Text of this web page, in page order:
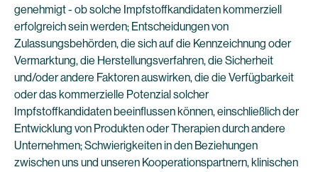
genehmigt - ob solche Impfstoffkandidaten kommerziell
erfolgreich sein werden; Entscheidungen von
Zulassungsbehörden, die sich auf die Kennzeichnung oder
Vermarktung, die Herstellungsverfahren, die Sicherheit
und/oder andere Faktoren auswirken, die die Verfügbarkeit
oder das kommerzielle Potenzial solcher
Impfstoffkandidaten beeinflussen können, einschließlich der
Entwicklung von Produkten oder Therapien durch andere
Unternehmen; Schwierigkeiten in den Beziehungen
zwischen uns und unseren Kooperationspartnern, klinischen